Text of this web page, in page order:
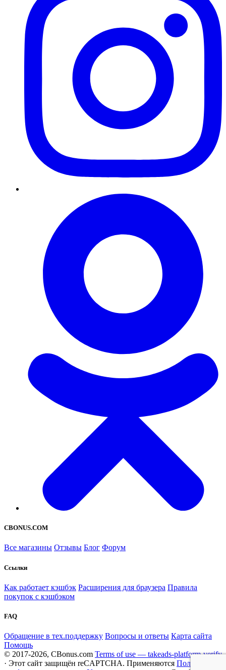
CBONUS.COM
Все магазины Отзывы Блог Форум
Ссылки
Как работает кэшбэк Расширения для браузера Правила
покупок с кэшбэком
FAQ
Обращение в тех.поддержку Вопросы и ответы Карта сайта
Помощь
© 2017-2026, CBonus.com Terms of use — takeads-platform-verify
· Этот сайт защищён reCAPTCHA. Применяются Политика